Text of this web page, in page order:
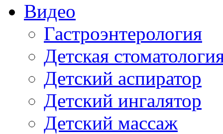
Видео
Гастроэнтерология
Детская
Детский аспиратор
Детский ингалятор
Детский массаж